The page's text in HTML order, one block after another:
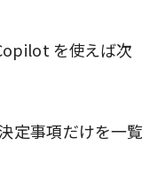
を使えば次
定事項だけを一覧